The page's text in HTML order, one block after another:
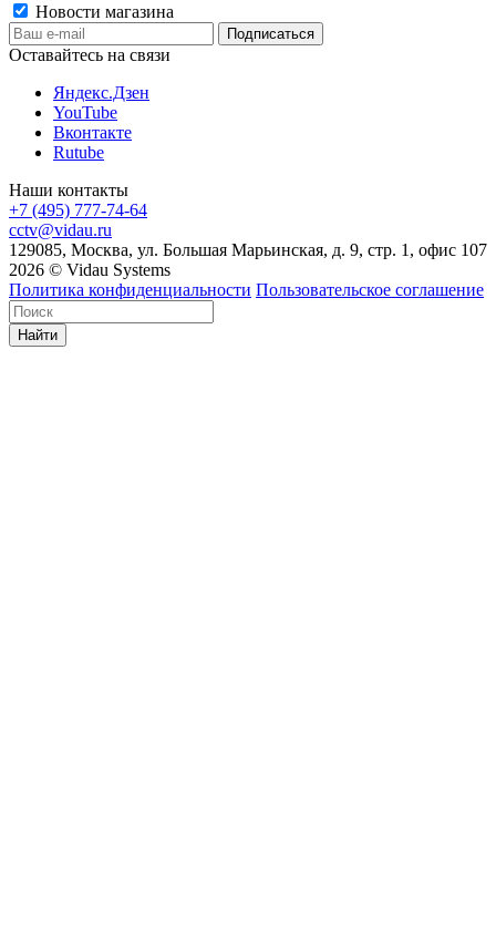
Новости магазина
Оставайтесь на связи
Яндекс.Дзен
YouTube
Вконтакте
Rutube
Наши контакты
+7 (495) 777-74-64
cctv@vidau.ru
129085, Москва, ул. Большая Марьинская, д. 9, стр. 1, офис 107
2026 © Vidau Systems
Политика конфиденциальности Пользовательское соглашение
Найти